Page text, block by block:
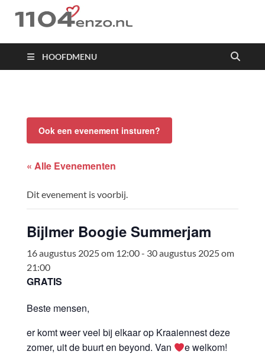
1104 en zo
HOOFDMENU
Ook een evenement insturen?
« Alle Evenementen
Dit evenement is voorbij.
Bijlmer Boogie Summerjam
16 augustus 2025 om 12:00- 30 augustus 2025 om
21:00
GRATIS
Beste mensen,
er komt weer veel bij elkaar op Kraaiennest deze
zomer, uit de buurt en beyond. Van
e welkom!